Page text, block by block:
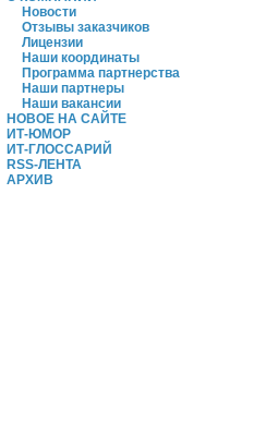
Новости
Отзывы заказчиков
Лицензии
Наши координаты
Программа партнерства
Наши партнеры
Наши вакансии
НОВОЕ НА САЙТЕ
ИТ-ЮМОР
ИТ-ГЛОССАРИЙ
RSS-ЛЕНТА
АРХИВ